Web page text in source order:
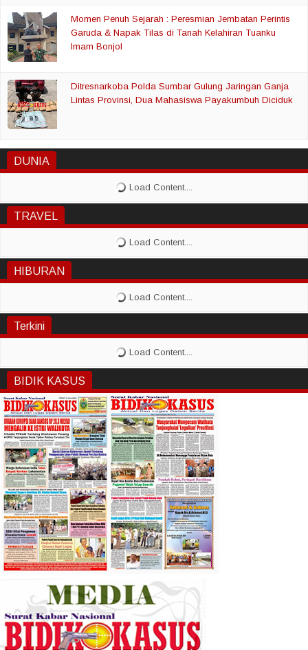
Momen Penuh Sejarah : Peresmian Jembatan Perintis
Garuda & Napak Tilas di Tanah Kelahiran Tuanku
Imam Bonjol
Ditresnarkoba Polda Sumbar Gulung Jaringan Ganja
Lintas Provinsi, Dua Mahasiswa Payakumbuh Diciduk
DUNIA
TRAVEL
HIBURAN
Terkini
BIDIK KASUS